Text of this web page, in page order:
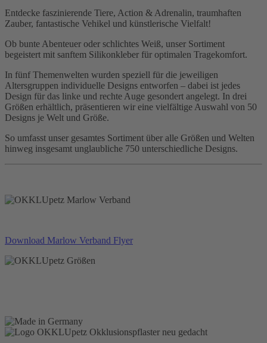
Entdecke faszinierende Tiere, Action & Adrenalin, traumhaften
Zauber, fantastische Vehikel und künstlerische Vielfalt!
Ob bunte Abenteuer oder schlichtes Weiß, unser Sortiment
begeistert mit sanftem Silikonkleber für optimalen Tragekomfort.
In fünf Themenwelten wurden speziell für die jeweiligen
Altersgruppen individuelle Designs entworfen – dabei ist jedes
Design für das linke und rechte Auge gesondert angelegt. In drei
Größen erhältlich, präsentieren wir eine vielfältige Auswahl von 50
Designs je Welt und Größe.
So umfasst unser gesamtes Sortiment über alle Größen und Welten
hinweg insgesamt unglaubliche 750 unterschiedliche Designs.
Download Marlow Verband Flyer